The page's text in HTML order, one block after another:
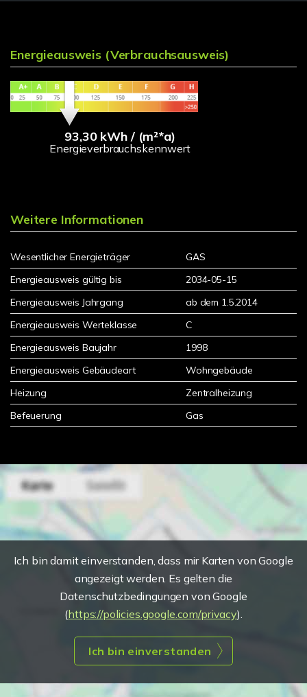
Energieausweis (Verbrauchsausweis)
93,30 kWh / (m²*a)
Energieverbrauchskennwert
Weitere Informationen
Wesentlicher Energieträger
GAS
Energieausweis gültig bis
2034-05-15
Energieausweis Jahrgang
ab dem 1.5.2014
Energieausweis Werteklasse
C
Energieausweis Baujahr
1998
Energieausweis Gebäudeart
Wohngebäude
Heizung
Zentralheizung
Befeuerung
Gas
Ich bin damit einverstanden, dass mir Karten von Google
angezeigt werden. Es gelten die
Datenschutzbedingungen von Google
(https://policies.google.com/privacy).
Ich bin einverstanden